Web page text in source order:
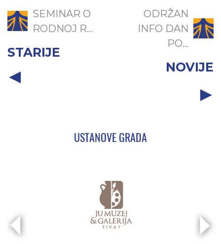
SEMINAR O
RODNOJ R...
STARIJE
ODRŽAN
INFO DAN
PO...
NOVIJE
USTANOVE GRADA